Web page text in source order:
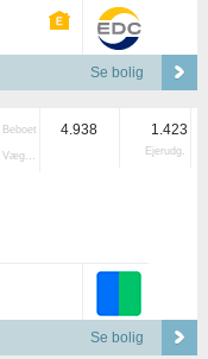
Se bolig
Beboet
Vægtet
4.938 1.423
Ejerudg.
Se bolig